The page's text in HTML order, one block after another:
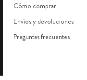
Cómo comprar
Envíos y devoluciones
Preguntas frecuentes